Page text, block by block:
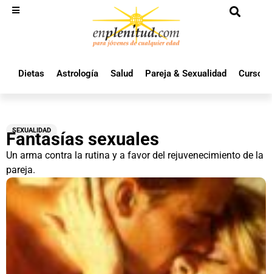
Dietas Astrología Salud Pareja & Sexualidad Cursos
SEXUALIDAD
Fantasías sexuales
Un arma contra la rutina y a favor del rejuvenecimiento de la
pareja.